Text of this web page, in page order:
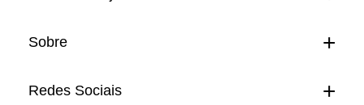
Sobre
Redes Sociais